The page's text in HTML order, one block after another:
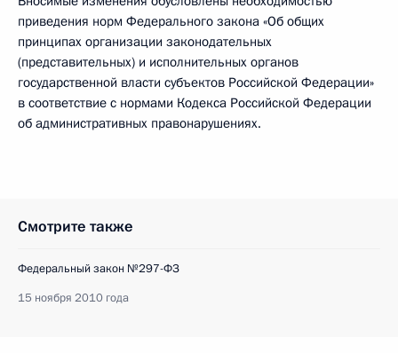
приведения норм Федерального закона «Об общих
принципах организации законодательных
(представительных) и исполнительных органов
государственной власти субъектов Российской Федерации»
в соответствие с нормами Кодекса Российской Федерации
об административных правонарушениях.
Смотрите также
Федеральный закон №297-ФЗ
15 ноября 2010 года